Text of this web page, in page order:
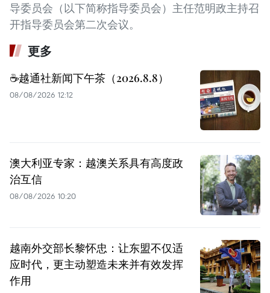
导委员会（以下简称指导委员会）主任范明政主持召
开指导委员会第二次会议。
更多
☕️越通社新闻下午茶（2026.8.8）
08/08/2026 12:12
澳大利亚专家：越澳关系具有高度政
治互信
08/08/2026 10:20
越南外交部长黎怀忠：让东盟不仅适
应时代，更主动塑造未来并有效发挥
作用